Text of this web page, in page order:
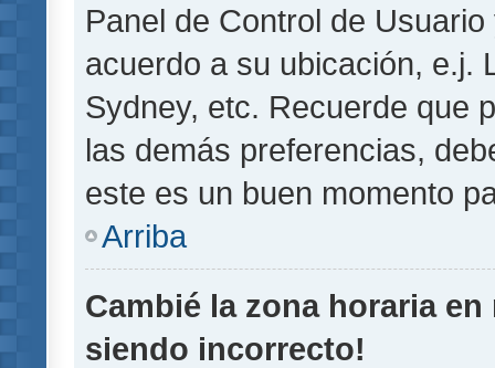
Panel de Control de
acuerdo a su ubicación, e.j.
Sydney, etc. Recuerde que
las demás preferencias,
este es un buen momento
Arriba
Cambié la zona horaria
siendo incorrecto!